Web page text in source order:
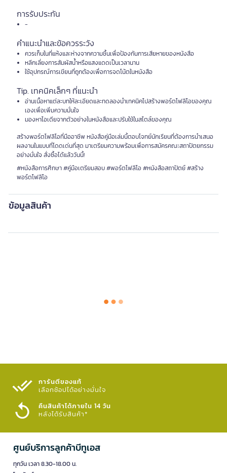
การรับประกัน
-
คำแนะนำและข้อควรระวัง
ควรเก็บในที่แห้งและห่างจากความชื้นเพื่อป้องกันการเสียหายของหนังสือ
หลีกเลี่ยงการสัมผัสน้ำหรือแสงแดดเป็นเวลานาน
ใช้อุปกรณ์การเขียนที่ถูกต้องเพื่อการจดโน้ตในหนังสือ
Tip. เทคนิคเล็กๆ ที่แนะนำ
อ่านเนื้อหาแต่ละบทให้ละเอียดและทดลองนำเทคนิคไปสร้างพอร์ตโฟลิโอของคุณ
เองเพื่อเพิ่มความมั่นใจ
มองหาไอเดียจากตัวอย่างในหนังสือและปรับใช้ในสไตล์ของคุณ
สร้างพอร์ตโฟลิโอที่มืออาชีพ หนังสือคู่มือเล่มนี้ตอบโจทย์นักเรียนที่ต้องการนำเสนอ
ผลงานในแบบที่โดดเด่นที่สุด มาเตรียมความพร้อมเพื่อการสมัครคณะสถาปัตยกรรม
อย่างมั่นใจ สั่งซื้อได้แล้ววันนี้!
#หนังสือการศึกษา #คู่มือเตรียมสอบ #พอร์ตโฟลิโอ #หนังสือสถาปัตย์ #สร้าง
พอร์ตโฟลิโอ
ข้อมูลสินค้า
การันตีของแท้
เลือกช้อปได้อย่างมั่นใจ​
คืนสินค้าได้ภายใน 14 วัน
หลังได้รับสินค้า*
ศูนย์บริการลูกค้าบีทูเอส
ทุกวัน เวลา 8.30-18.00 น.